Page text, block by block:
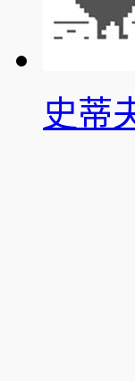
史蒂